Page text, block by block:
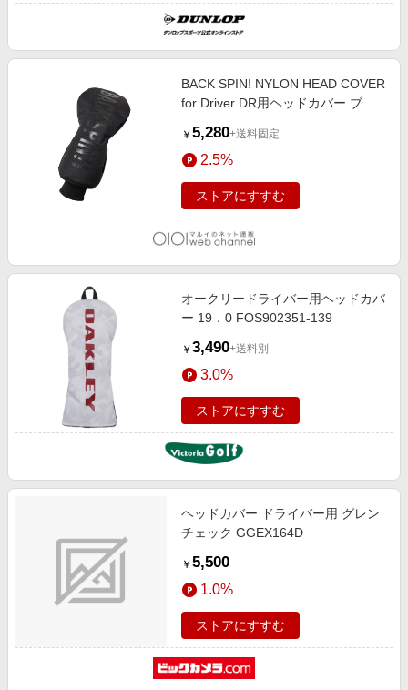
BACK SPIN! NYLON HEAD COVER
for Driver DR用ヘッドカバー ブラ
￥ 5,280+送料固定
2.5%
ストアにすすむ
オークリードライバー用ヘッドカバ
ー 19．0 FOS902351-139
￥ 3,490+送料別
3.0%
ストアにすすむ
ヘッドカバー ドライバー用 グレン
チェック GGEX164D
￥ 5,500
1.0%
ストアにすすむ